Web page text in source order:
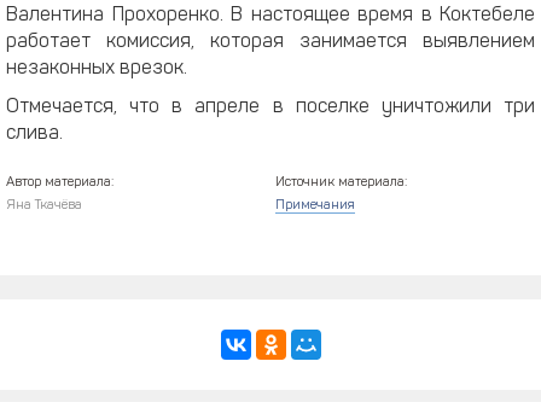
Валентина Прохоренко. В настоящее время в Коктебеле
работает комиссия, которая занимается выявлением
незаконных врезок.
Отмечается, что в апреле в поселке уничтожили три
слива.
Автор материала:
Яна Ткачёва
Источник материала:
Примечания